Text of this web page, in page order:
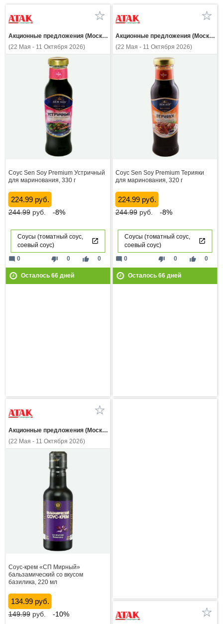
Акционные предложения (Москва и МО)
(22 Мая - 11 Октября 2026)
Соус Sen Soy Premium Устричный
для маринования, 330 г
224.99 руб.
244.99руб. -8%
Соусы (томатный соус,
соевый соус)
thumb_down 0 thumb_up 0
mode_comment 0
Осталось 66дней
Акционные предложения (Москва и МО)
(22 Мая - 11 Октября 2026)
Соус Sen Soy Premium Терияки
для маринования, 320 г
224.99 руб.
244.99руб. -8%
Соусы (томатный соус,
соевый соус)
thumb_down 0 thumb_up 0
mode_comment 0
Осталось 66дней
Акционные предложения (Москва и МО)
(22 Мая - 11 Октября 2026)
Соус-крем «СП Мирный»
бальзамический со вкусом
базилика, 220 мл
134.99 руб.
149.99руб. -10%